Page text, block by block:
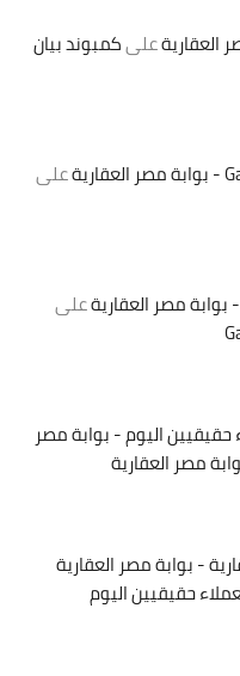
علىكمبوند بيان
على
مصر العقاريةعلى
اليوم - بوابة مصر
مصر العقارية
- بوابة مصر العقارية
حقيقيين اليوم